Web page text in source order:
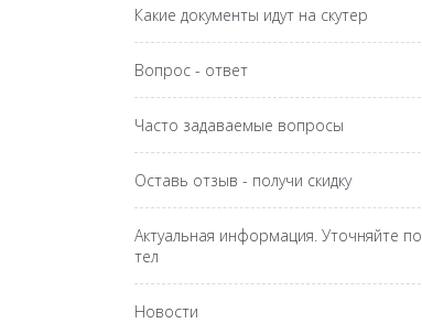
Какие документы идут на скутер
Вопрос - ответ
Часто задаваемые вопросы
Оставь отзыв - получи скидку
Актуальная информация. Уточняйте по
тел
Новости